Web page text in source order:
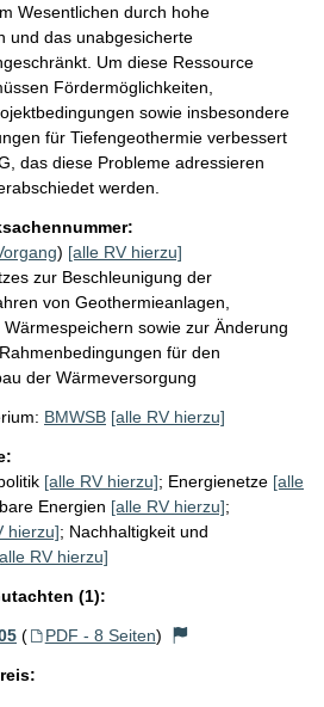
Wesentlichen durch hohe
und das unabgesicherte
Um diese Ressource
Fördermöglichkeiten,
sowie insbesondere
für Tiefengeothermie verbessert
das diese Probleme adressieren
werden.
) [alle RV hierzu]
zur Beschleunigung der
von Geothermieanlagen,
sowie zur Änderung
für den
der Wärmeversorgung
BMWSB [alle RV hierzu]
[alle RV hierzu]; Energienetze [alle
Energien [alle RV hierzu];
hierzu]; Nachhaltigkeit und
RV hierzu]
(1):
( PDF - 8 Seiten)